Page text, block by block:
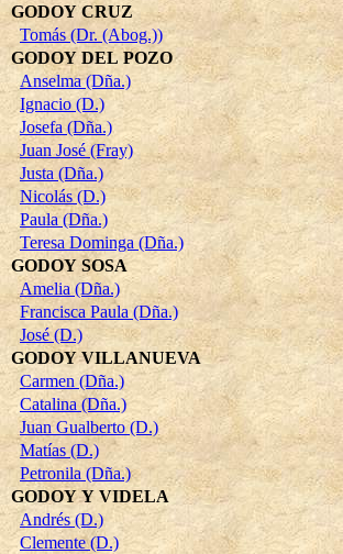
GODOY CRUZ
Tomás (Dr. (Abog.))
GODOY DEL POZO
Anselma (Dña.)
Ignacio (D.)
Josefa (Dña.)
Juan José (Fray)
Justa (Dña.)
Nicolás (D.)
Paula (Dña.)
Teresa Dominga (Dña.)
GODOY SOSA
Amelia (Dña.)
Francisca Paula (Dña.)
José (D.)
GODOY VILLANUEVA
Carmen (Dña.)
Catalina (Dña.)
Juan Gualberto (D.)
Matías (D.)
Petronila (Dña.)
GODOY Y VIDELA
Andrés (D.)
Clemente (D.)